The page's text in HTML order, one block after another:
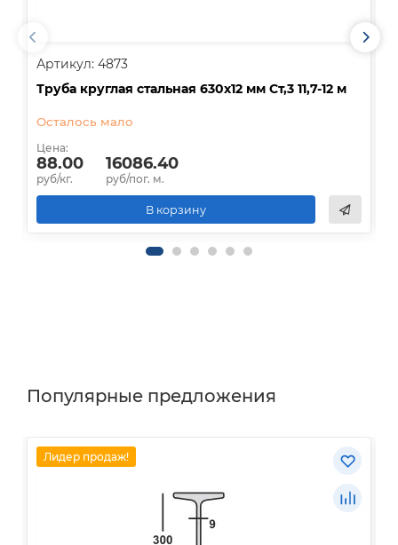
Артикул: 4873
Труба круглая стальная 630х12 мм Ст,3 11,7-12 м
Осталось мало
Цена:
88.00
руб/кг.
16086.40
руб/пог. м.
В корзину
Популярные предложения
Лидер продаж!